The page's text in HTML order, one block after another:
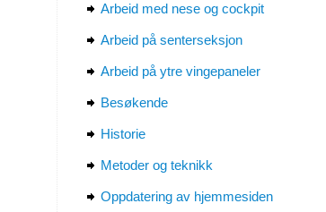
Arbeid med nese og cockpit
Arbeid på senterseksjon
Arbeid på ytre vingepaneler
Besøkende
Historie
Metoder og teknikk
Oppdatering av hjemmesiden